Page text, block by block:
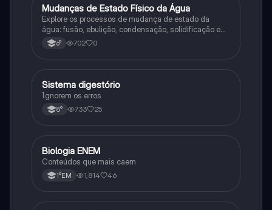
MCiência
Mudanças de Estado Físico da Água
Explore os processos de mudança de estado da
água: fusão, ebulição, condensação, solidificação e
sublimação.
6° 702 0
Ciência
Sistema digestório
Ignorem os erros
8° 733 25
Ciência
Biologia ENEM
Conteúdos que mais caem
1°EM 1,814 46